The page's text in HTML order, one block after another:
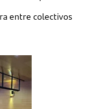
entre colectivos